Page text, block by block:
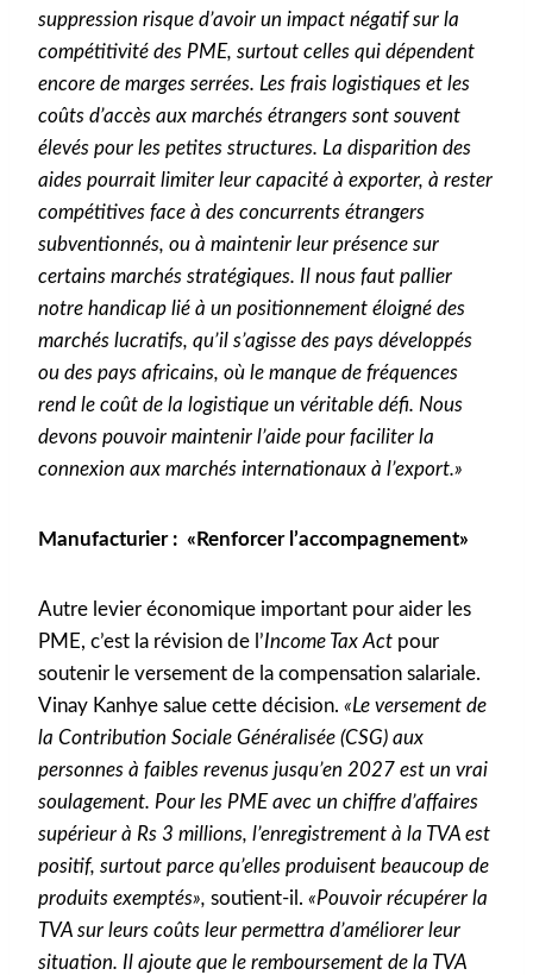
suppression risque d’avoir un impact négatif sur la
compétitivité des PME, surtout celles qui dépendent
encore de marges serrées. Les frais logistiques et les
coûts d’accès aux marchés étrangers sont souvent
élevés pour les petites structures. La disparition des
aides pourrait limiter leur capacité à exporter, à rester
compétitives face à des concurrents étrangers
subventionnés, ou à maintenir leur présence sur
certains marchés stratégiques. Il nous faut pallier
notre handicap lié à un positionnement éloigné des
marchés lucratifs, qu’il s’agisse des pays développés
ou des pays africains, où le manque de fréquences
rend le coût de la logistique un véritable défi. Nous
devons pouvoir maintenir l’aide pour faciliter la
connexion aux marchés internationaux à l’export.»
Manufacturier : «Renforcer l’accompagnement»
Autre levier économique important pour aider les
PME, c’est la révision de l’Income Tax Act pour
soutenir le versement de la compensation salariale.
Vinay Kanhye salue cette décision. «Le versement de
la Contribution Sociale Généralisée (CSG) aux
personnes à faibles revenus jusqu’en 2027 est un vrai
soulagement. Pour les PME avec un chiffre d’affaires
supérieur à Rs 3 millions, l’enregistrement à la TVA est
positif, surtout parce qu’elles produisent beaucoup de
produits exemptés», soutient-il. «Pouvoir récupérer la
TVA sur leurs coûts leur permettra d’améliorer leur
situation. Il ajoute que le remboursement de la TVA